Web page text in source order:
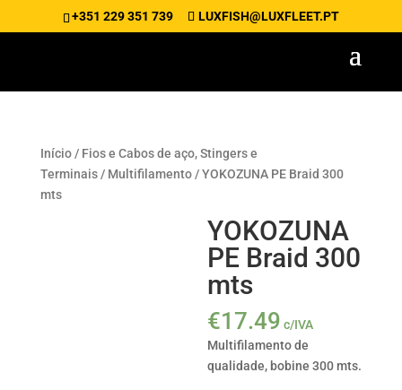
+351 229 351 739 LUXFISH@LUXFLEET.PT
Início/ Fios e Cabos de aço, Stingers e
Terminais/ Multifilamento/ YOKOZUNA PE Braid 300
mts
YOKOZUNA
PE Braid 300
mts
€17.49 c/IVA
Multifilamento de
qualidade, bobine 300 mts.